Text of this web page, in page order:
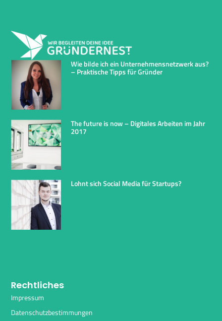
Wie bilde ich ein Unternehmensnetzwerk aus?
– Praktische Tipps für Gründer
The future is now – Digitales Arbeiten im Jahr
2017
Lohnt sich Social Media für Startups?
Rechtliches
Impressum
Datenschutzbestimmungen